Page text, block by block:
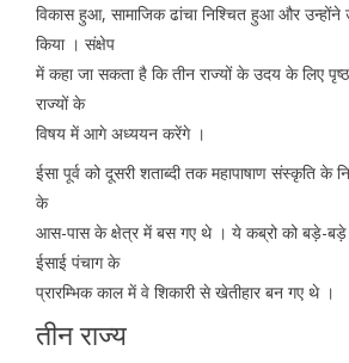
विकास हुआ, सामाजिक ढांचा निश्चित हुआ और उन्होंने
किया । संक्षेप
में कहा जा सकता है कि तीन राज्यों के उदय के लिए
राज्यों के
विषय में आगे अध्ययन करेंगे ।
ईसा पूर्व को दूसरी शताब्दी तक महापाषाण संस्कृति के
के
आस-पास के क्षेत्र में बस गए थे । ये कब्रो को बड़े-
ईसाई पंचाग के
प्रारम्भिक काल में वे शिकारी से खेतीहार बन गए थे ।
तीन राज्य